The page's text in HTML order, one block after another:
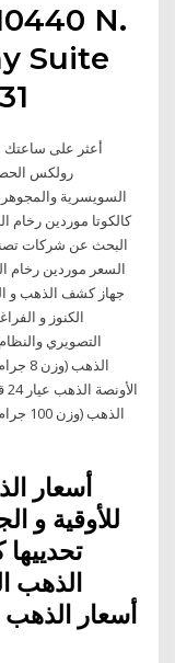
N.
Suite
رولكس
السويسرية
كالكوتا موردين رخام
السعر موردين رخام
الكنوز و
أسعار
الذهب
أسعار